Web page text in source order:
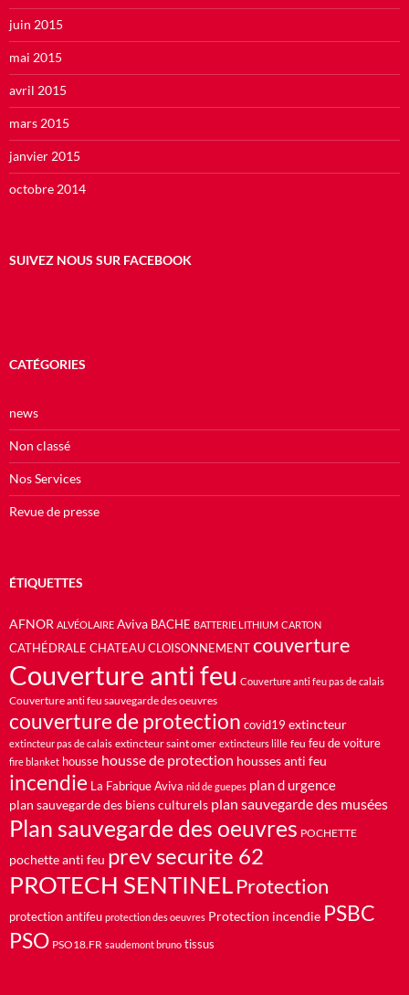
juin 2015
mai 2015
avril 2015
mars 2015
janvier 2015
octobre 2014
SUIVEZ NOUS SUR FACEBOOK
CATÉGORIES
news
Non classé
Nos Services
Revue de presse
ÉTIQUETTES
AFNOR ALVÉOLAIRE Aviva BACHE BATTERIE LITHIUM CARTON
CATHÉDRALE CHATEAU CLOISONNEMENT couverture
Couverture anti feu Couverture anti feu pas de calais
Couverture anti feu sauvegarde des oeuvres
couverture de protection covid19 extincteur
extincteur pas de calais extincteur saint omer extincteurs lille feu feu de voiture
fire blanket housse housse de protection housses anti feu
incendie La Fabrique Aviva nid de guepes plan d urgence
plan sauvegarde des biens culturels plan sauvegarde des musées
Plan sauvegarde des oeuvres POCHETTE
pochette anti feu prev securite 62
PROTECH SENTINELProtection
protection antifeu protection des oeuvres Protection incendie PSBC
PSO PSO18.FR saudemont bruno tissus